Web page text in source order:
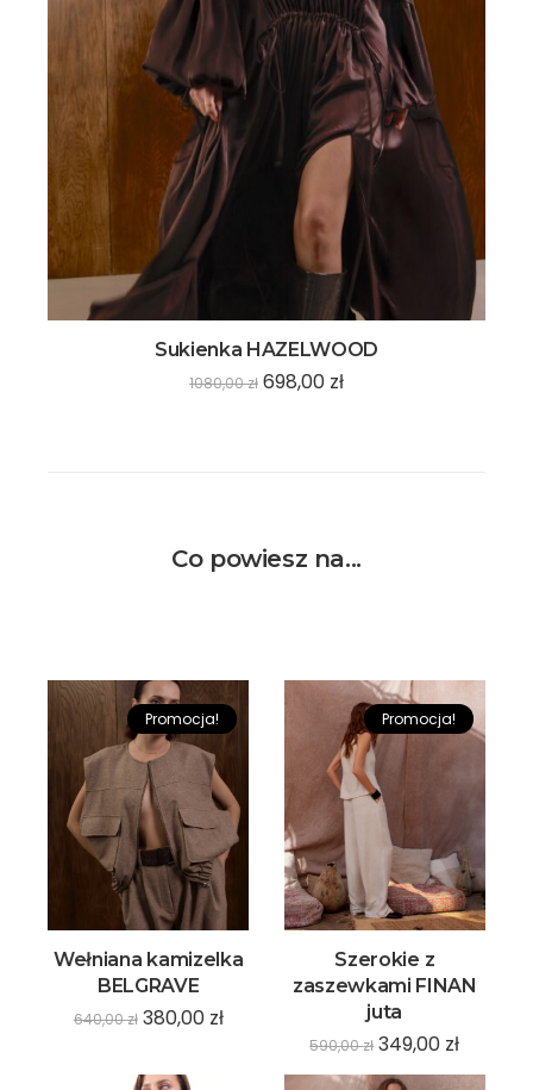
Sukienka HAZELWOOD
1080,00zł 698,00 zł
Co powiesz na...
Promocja!
Wełniana kamizelka
BELGRAVE
640,00zł 380,00 zł
Promocja!
Szerokie z
zaszewkami FINAN
juta
590,00zł 349,00 zł